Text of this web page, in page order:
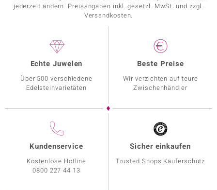
jederzeit ändern. Preisangaben inkl. gesetzl. MwSt. und zzgl.
Versandkosten.
Echte Juwelen
Über 500 verschiedene
Edelsteinvarietäten
Beste Preise
Wir verzichten auf teure
Zwischenhändler
Kundenservice
Kostenlose Hotline
0800 227 44 13
Sicher einkaufen
Trusted Shops Käuferschutz